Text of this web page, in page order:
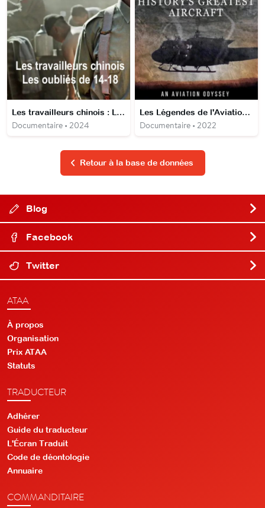
Les travailleurs chinois : Les oubliés de 14-18
Documentaire • 2024
Les Légendes de l'Aviation de Guerre
Documentaire • 2022
Retour à la base de données
Blog
Facebook
Twitter
ATAA
À propos
Organisation
Prix ATAA
Statuts
TRADUCTEUR
Adhérer
Guide du traducteur
L'Écran Traduit
Code de déontologie
Annuaire
COMMANDITAIRE